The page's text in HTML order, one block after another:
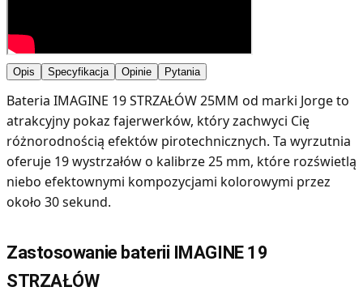
Opis Specyfikacja Opinie Pytania
Bateria IMAGINE 19 STRZAŁÓW 25MM od marki Jorge to
atrakcyjny pokaz fajerwerków, który zachwyci Cię
różnorodnością efektów pirotechnicznych. Ta wyrzutnia
oferuje 19 wystrzałów o kalibrze 25 mm, które rozświetlą
niebo efektownymi kompozycjami kolorowymi przez
około 30 sekund.
Zastosowanie baterii IMAGINE 19
STRZAŁÓW